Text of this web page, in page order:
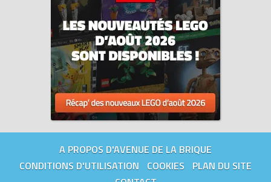
A PROPOS D'AVENUE DE LA BRIQUE
CONDITIONS D'UTILISATION
COOKIES
PLAN DU SITE